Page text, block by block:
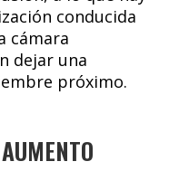
conducida
cámara
dejar una
próximo.